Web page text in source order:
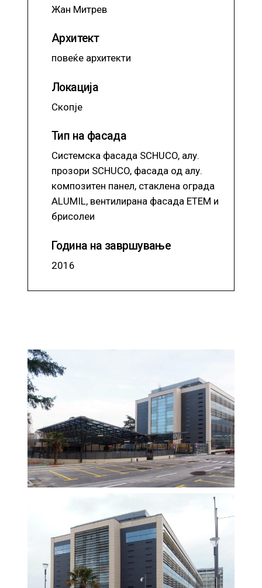
Жан Митрев
Архитект
повеќе архитекти
Локација
Скопје
Тип на фасада
Системска фасада SCHUCO, алу.
прозори SCHUCO, фасада од алу.
композитен панел, стаклена ограда
ALUMIL, вентилирана фасада ETEM и
брисолеи
Година на завршување
2016